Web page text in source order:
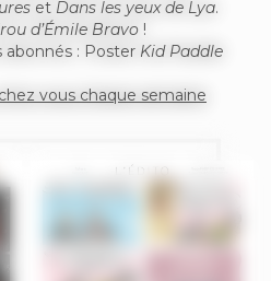
et Dans les yeux de Lya.
d’Émile Bravo !
: Poster Kid Paddle
chez vous chaque semaine